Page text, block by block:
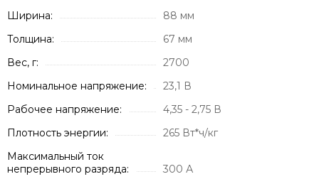
Ширина:
88 мм
Толщина:
67 мм
Вес, г:
2700
Номинальное напряжение:
23,1 В
Рабочее напряжение:
4,35 - 2,75 В
Плотность энергии:
265 Вт*ч/кг
Максимальный ток
непрерывного разряда:
300 А